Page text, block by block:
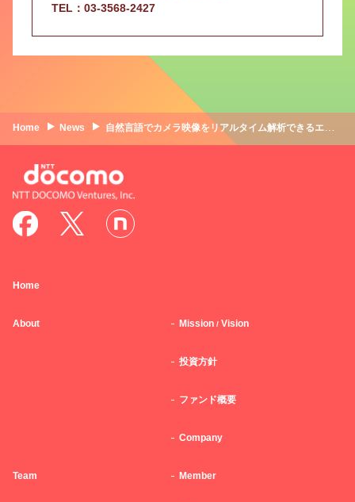
TEL：03-3568-2427
Home News 自然言語でカメラ映像をリアルタイム解析できるエージェント型AI映像解析プラットフォームを提供する Argu Eye Ltd.へ出資
Home
About Mission / Vision
投資方針
ファンド概要
Company
Team Member